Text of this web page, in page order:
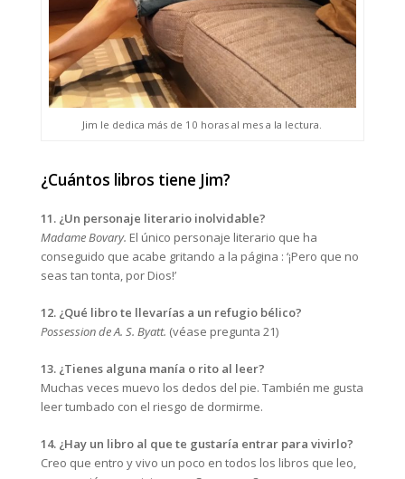
Jim le dedica más de 10 horas al mes a la lectura.
¿Cuántos libros tiene Jim?
11. ¿Un personaje literario inolvidable?
Madame Bovary. El único personaje literario que ha
conseguido que acabe gritando a la página : ‘¡Pero que no
seas tan tonta, por Dios!’
12. ¿Qué libro te llevarías a un refugio bélico?
Possession de A. S. Byatt. (véase pregunta 21)
13. ¿Tienes alguna manía o rito al leer?
Muchas veces muevo los dedos del pie. También me gusta
leer tumbado con el riesgo de dormirme.
14. ¿Hay un libro al que te gustaría entrar para vivirlo?
Creo que entro y vivo un poco en todos los libros que leo,